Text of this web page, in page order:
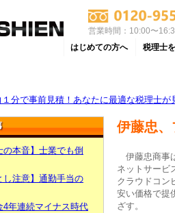
営業時間：10:00〜
はじめての方へ 税理士
１分で事前見積！あなたに最適な税理士が
の本音】士業でも倒
し注意】通勤手当の
4年連続マイナス時代
伊藤忠
伊藤忠商事
ネットサービ
クラウドコン
安い価格で提
ざす。